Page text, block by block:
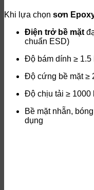
Khi lựa chọn sơn
Điện trở bề mặt
chuẩn ESD)
Độ bám dính ≥ 1.5
Độ cứng bề mặt ≥
Độ chịu tải ≥ 1000
Bề mặt nhẵn,
dụng